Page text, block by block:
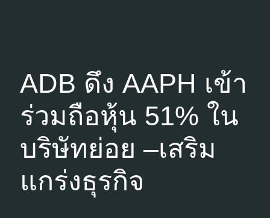
ADB ดึง AAPH เข้า
ร่วมถือหุ้น 51% ใน
บริษัทย่อย –เสริม
แกร่งธุรกิจ